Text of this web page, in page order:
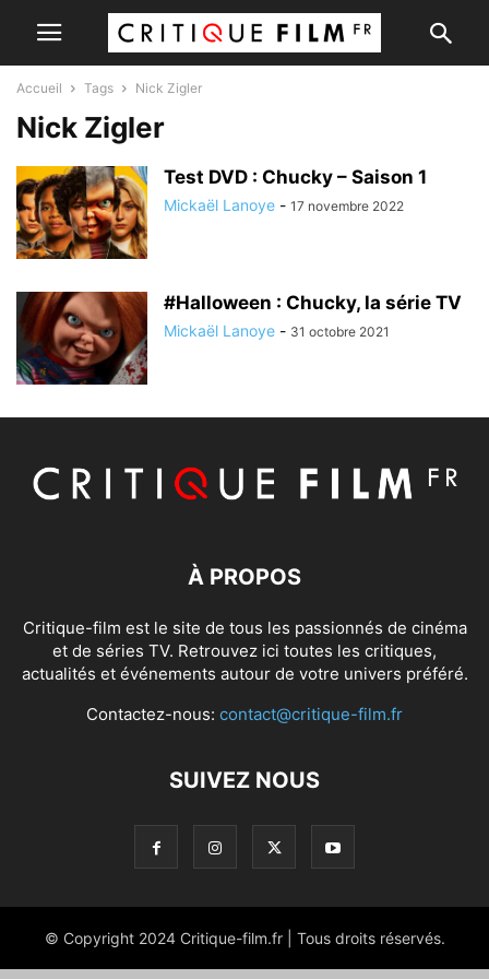
Accueil Tags Nick Zigler
Nick Zigler
Test DVD : Chucky – Saison 1
Mickaël Lanoye - 17 novembre 2022
#Halloween : Chucky, la série TV
Mickaël Lanoye - 31 octobre 2021
À PROPOS
Critique-film est le site de tous les passionnés de cinéma
et de séries TV. Retrouvez ici toutes les critiques,
actualités et événements autour de votre univers préféré.
Contactez-nous: contact@critique-film.fr
SUIVEZ NOUS
© Copyright 2024 Critique-film.fr | Tous droits réservés.